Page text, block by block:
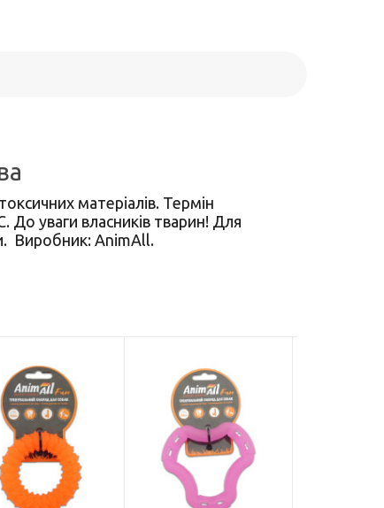
матеріалів. Термін
До уваги власників тварин! Для
Виробник: AnimAll.